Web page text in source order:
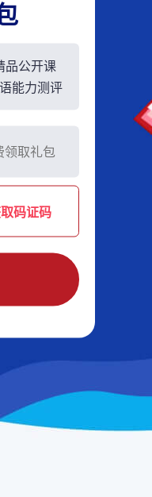
品公开课
能力测评
码证码